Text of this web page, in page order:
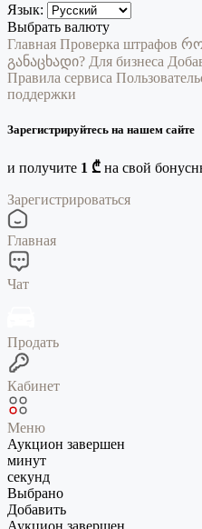
Язык:
Выбрать валюту
Главная Проверка штрафов
განაცხადი? Для бизнеса
Правила сервиса
поддержки
Зарегистрируйтесь на нашем сайте
и получите 1 ₾ на свой
Зарегистрироваться
Главная
Чат
Продать
Кабинет
Меню
Аукцион завершен
минут
секунд
Выбрано
Добавить